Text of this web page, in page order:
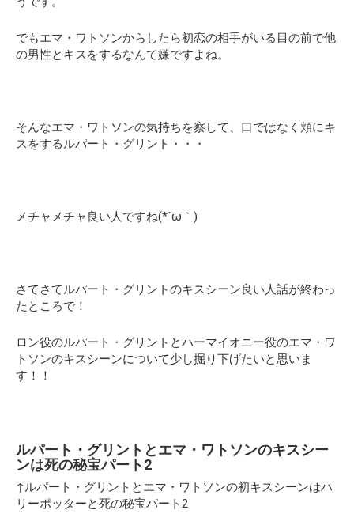
でもエマ・ワトソンからしたら初恋の相手がいる目の前で他
の男性とキスをするなんて嫌ですよね。
そんなエマ・ワトソンの気持ちを察して、口ではなく頬にキ
スをするルパート・グリント・・・
メチャメチャ良い人ですね(*´ω｀)
さてさてルパート・グリントのキスシーン良い人話が終わっ
たところで！
ロン役のルパート・グリントとハーマイオニー役のエマ・ワ
トソンのキスシーンについて少し掘り下げたいと思いま
す！！
ルパート・グリントとエマ・ワトソンのキスシー
ンは死の秘宝パート2
↑ルパート・グリントとエマ・ワトソンの初キスシーンはハ
リーポッターと死の秘宝パート2